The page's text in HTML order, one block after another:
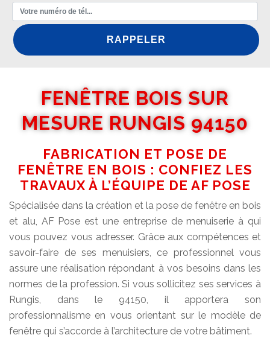
FENÊTRE BOIS SUR
MESURE RUNGIS 94150
FABRICATION ET POSE DE
FENÊTRE EN BOIS : CONFIEZ LES
TRAVAUX À L’ÉQUIPE DE AF POSE
Spécialisée dans la création et la pose de fenêtre en bois
et alu, AF Pose est une entreprise de menuiserie à qui
vous pouvez vous adresser. Grâce aux compétences et
savoir-faire de ses menuisiers, ce professionnel vous
assure une réalisation répondant à vos besoins dans les
normes de la profession. Si vous sollicitez ses services à
Rungis, dans le 94150, il apportera son
professionnalisme en vous orientant sur le modèle de
fenêtre qui s’accorde à l’architecture de votre bâtiment.